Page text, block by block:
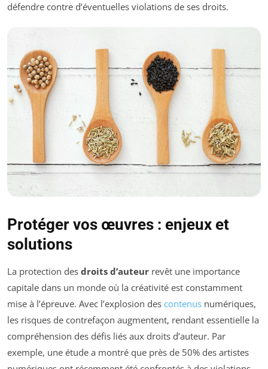
défendre contre d’éventuelles violations de ses droits.
Protéger vos œuvres : enjeux et
solutions
La protection des droits d’auteur revêt une importance
capitale dans un monde où la créativité est constamment
mise à l’épreuve. Avec l’explosion des contenus numériques,
les risques de contrefaçon augmentent, rendant essentielle la
compréhension des défis liés aux droits d’auteur. Par
exemple, une étude a montré que près de 50% des artistes